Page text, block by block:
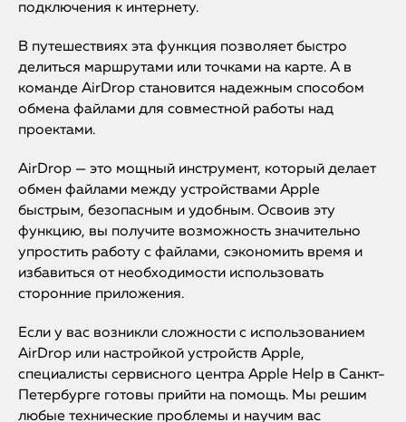
подключения к интернету.
В путешествиях эта функция позволяет быстро
делиться маршрутами или точками на карте. А в
команде AirDrop становится надежным способом
обмена файлами для совместной работы над
проектами.
AirDrop — это мощный инструмент, который делает
обмен файлами между устройствами Apple
быстрым, безопасным и удобным. Освоив эту
функцию, вы получите возможность значительно
упростить работу с файлами, сэкономить время и
избавиться от необходимости использовать
сторонние приложения.
Если у вас возникли сложности с использованием
AirDrop или настройкой устройств Apple,
специалисты сервисного центра Apple Help в Санкт-
Петербурге готовы прийти на помощь. Мы решим
любые технические проблемы и научим вас